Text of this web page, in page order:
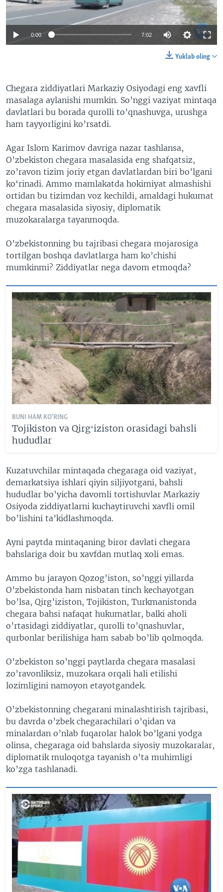
VIDEO
XABARLAR SURATLARDA
ODNOKLASSNIKI
TELEGRAM
TWITTER
0:00 7:02
Yuklab oling
Chegara ziddiyatlari Markaziy Osiyodagi eng xavfli
masalaga aylanishi mumkin. So’nggi vaziyat mintaqa
davlatlari bu borada qurolli to’qnashuvga, urushga
ham tayyorligini ko’rsatdi.
Agar Islom Karimov davriga nazar tashlansa,
O’zbekiston chegara masalasida eng shafqatsiz,
zo’ravon tizim joriy etgan davlatlardan biri bo’lgani
ko‘rinadi. Ammo mamlakatda hokimiyat almashishi
ortidan bu tizimdan voz kechildi, amaldagi hukumat
chegara masalasida siyosiy, diplomatik
muzokaralarga tayanmoqda.
O’zbekistonning bu tajribasi chegara mojarosiga
tortilgan boshqa davlatlarga ham ko’chishi
mumkinmi? Ziddiyatlar nega davom etmoqda?
BUNI HAM KO'RING
Tojikiston va Qirgʻiziston orasidagi bahsli
hududlar
Kuzatuvchilar mintaqada chegaraga oid vaziyat,
demarkatsiya ishlari qiyin siljiyotgani, bahsli
hududlar bo’yicha davomli tortishuvlar Markaziy
Osiyoda ziddiyatlarni kuchaytiruvchi xavfli omil
bo’lishini ta’kidlashmoqda.
Ayni paytda mintaqaning biror davlati chegara
bahslariga doir bu xavfdan mutlaq xoli emas.
Ammo bu jarayon Qozog’iston, so’nggi yillarda
O’zbekistonda ham nisbatan tinch kechayotgan
bo’lsa, Qirg’iziston, Tojikiston, Turkmanistonda
chegara bahsi nafaqat hukumatlar, balki aholi
o’rtasidagi ziddiyatlar, qurolli to’qnashuvlar,
qurbonlar berilishiga ham sabab bo’lib qolmoqda.
O’zbekiston so’nggi paytlarda chegara masalasi
zo’ravonliksiz, muzokara orqali hali etilishi
lozimligini namoyon etayotgandek.
O’zbekistonning chegarani minalashtirish tajribasi,
bu davrda o’zbek chegarachilari o’qidan va
minalardan o’nlab fuqarolar halok bo’lgani yodga
olinsa, chegaraga oid bahslarda siyosiy muzokaralar,
diplomatik muloqotga tayanish o’ta muhimligi
ko’zga tashlanadi.